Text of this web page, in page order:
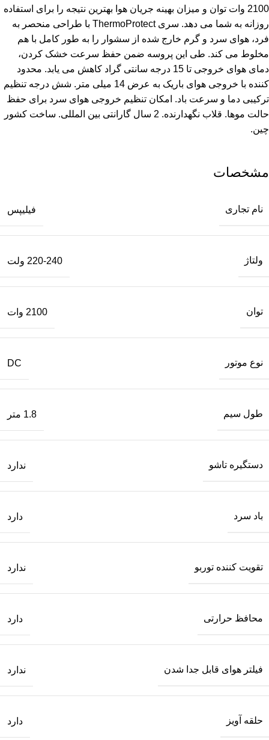
2100 وات توان و میزان بهینه جریان هوا بهترین نتیجه را برای استفاده
روزانه به شما می دهد. سری ThermoProtect با طراحی منحصر به
فرد، هوای سرد و گرم خارج شده از سشوار را به طور کامل با هم
مخلوط می کند. طی این پروسه ضمن حفظ سرعت خشک کردن،
دمای هوای خروجی تا 15 درجه سانتی گراد کاهش می یابد. محدود
کننده با خروجی هوای باریک به عرض 14 میلی متر. شش درجه تنظیم
ترکیبی دما و سرعت باد. امکان تنظیم خروجی هوای سرد برای حفظ
حالت موها. قلاب نگهدارنده. 2 سال گارانتی بین المللی. ساخت کشور
چین.
مشخصات
نام تجاری فیلیپس
ولتاژ 220-240 ولت
توان 2100 وات
نوع موتور DC
طول سیم 1.8 متر
دستگیره تاشو ندارد
باد سرد دارد
تقویت کننده توربو ندارد
محافظ حرارتی دارد
فیلتر هوای قابل جدا شدن ندارد
حلقه آویز دارد